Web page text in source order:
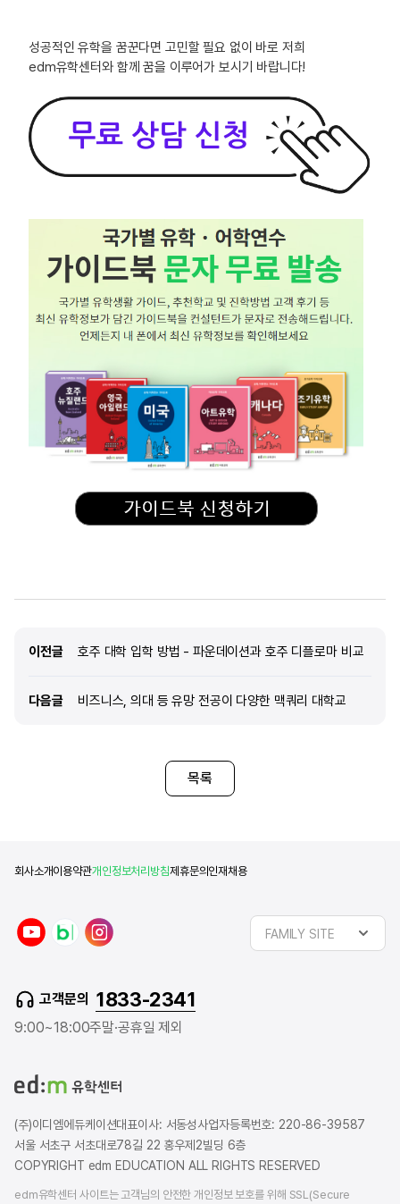
성공적인 유학을 꿈꾼다면 고민할 필요 없이 바로 저희
edm유학센터와 함께 꿈을 이루어가 보시기 바랍니다!
이전글 이전글
호주 대학 입학 방법 - 파운데이션과 호주 디플로마 비교
다음글 다음글
비즈니스, 의대 등 유망 전공이 다양한 맥쿼리 대학교
목록
회사소개이용약관개인정보처리방침제휴문의 인재채용
u
n
a
r
l
a
FAMILY SITE
고객문의 1833-2341
9:00~18:00주말·공휴일 제외
(주)이디엠에듀케이션대표이사: 서동성사업자등록번호: 220-86-39587
서울 서초구 서초대로78길 22 홍우제2빌딩 6층
COPYRIGHT edm EDUCATION ALL RIGHTS RESERVED
edm유학센터 사이트는 고객님의 안전한 개인정보 보호를 위해 SSL(Secure